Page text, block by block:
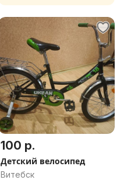
100 р.
Детский велосипед
Витебск